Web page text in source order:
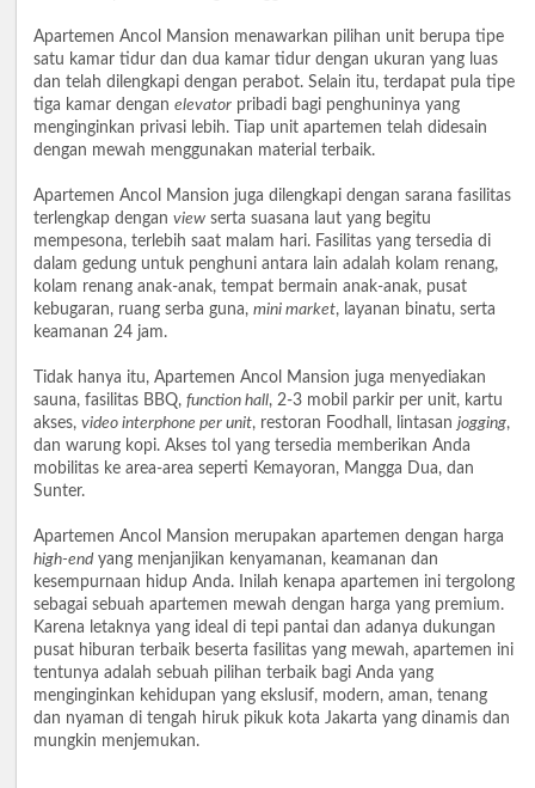
Apartemen Ancol Mansion menawarkan pilihan unit berupa tipe
satu kamar tidur dan dua kamar tidur dengan ukuran yang luas
dan telah dilengkapi dengan perabot. Selain itu, terdapat pula tipe
tiga kamar dengan elevator pribadi bagi penghuninya yang
menginginkan privasi lebih. Tiap unit apartemen telah didesain
dengan mewah menggunakan material terbaik.
Apartemen Ancol Mansion juga dilengkapi dengan sarana fasilitas
terlengkap dengan view serta suasana laut yang begitu
mempesona, terlebih saat malam hari. Fasilitas yang tersedia di
dalam gedung untuk penghuni antara lain adalah kolam renang,
kolam renang anak-anak, tempat bermain anak-anak, pusat
kebugaran, ruang serba guna, mini market, layanan binatu, serta
keamanan 24 jam.
Tidak hanya itu, Apartemen Ancol Mansion juga menyediakan
sauna, fasilitas BBQ, function hall, 2-3 mobil parkir per unit, kartu
akses, video interphone per unit, restoran Foodhall, lintasan jogging,
dan warung kopi. Akses tol yang tersedia memberikan Anda
mobilitas ke area-area seperti Kemayoran, Mangga Dua, dan
Sunter.
Apartemen Ancol Mansion merupakan apartemen dengan harga
high-end yang menjanjikan kenyamanan, keamanan dan
kesempurnaan hidup Anda. Inilah kenapa apartemen ini tergolong
sebagai sebuah apartemen mewah dengan harga yang premium.
Karena letaknya yang ideal di tepi pantai dan adanya dukungan
pusat hiburan terbaik beserta fasilitas yang mewah, apartemen ini
tentunya adalah sebuah pilihan terbaik bagi Anda yang
menginginkan kehidupan yang ekslusif, modern, aman, tenang
dan nyaman di tengah hiruk pikuk kota Jakarta yang dinamis dan
mungkin menjemukan.